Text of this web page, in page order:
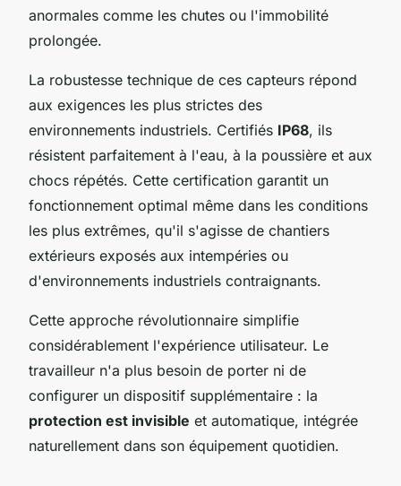
anormales comme les chutes ou l'immobilité
prolongée.
La robustesse technique de ces capteurs répond
aux exigences les plus strictes des
environnements industriels. Certifiés IP68, ils
résistent parfaitement à l'eau, à la poussière et aux
chocs répétés. Cette certification garantit un
fonctionnement optimal même dans les conditions
les plus extrêmes, qu'il s'agisse de chantiers
extérieurs exposés aux intempéries ou
d'environnements industriels contraignants.
Cette approche révolutionnaire simplifie
considérablement l'expérience utilisateur. Le
travailleur n'a plus besoin de porter ni de
configurer un dispositif supplémentaire : la
protection est invisible et automatique, intégrée
naturellement dans son équipement quotidien.